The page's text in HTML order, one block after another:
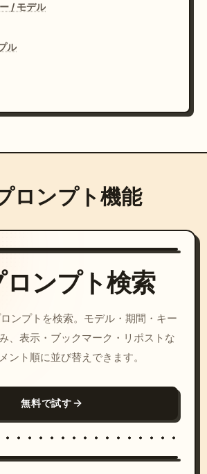
/ モデル
ル
ロンプト機能
ンプト検索
ンプトを検索。モデル・期間・キー
、表示・ブックマーク・リポストな
ント順に並び替えできます。
無料で試す